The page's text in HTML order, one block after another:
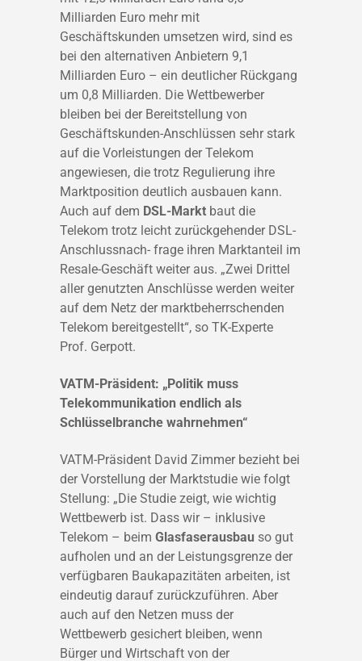
Milliarden Euro mehr mit
Geschäftskunden umsetzen wird, sind es
bei den alternativen Anbietern 9,1
Milliarden Euro – ein deutlicher Rückgang
um 0,8 Milliarden. Die Wettbewerber
bleiben bei der Bereitstellung von
Geschäftskunden-Anschlüssen sehr stark
auf die Vorleistungen der Telekom
angewiesen, die trotz Regulierung ihre
Marktposition deutlich ausbauen kann.
Auch auf dem DSL-Markt baut die
Telekom trotz leicht zurückgehender DSL-
Anschlussnach- frage ihren Marktanteil im
Resale-Geschäft weiter aus. „Zwei Drittel
aller genutzten Anschlüsse werden weiter
auf dem Netz der marktbeherrschenden
Telekom bereitgestellt“, so TK-Experte
Prof. Gerpott.
VATM-Präsident: „Politik muss
Telekommunikation endlich als
Schlüsselbranche wahrnehmen“
VATM-Präsident David Zimmer bezieht bei
der Vorstellung der Marktstudie wie folgt
Stellung: „Die Studie zeigt, wie wichtig
Wettbewerb ist. Dass wir – inklusive
Telekom – beim Glasfaserausbau so gut
aufholen und an der Leistungsgrenze der
verfügbaren Baukapazitäten arbeiten, ist
eindeutig darauf zurückzuführen. Aber
auch auf den Netzen muss der
Wettbewerb gesichert bleiben, wenn
Bürger und Wirtschaft von der